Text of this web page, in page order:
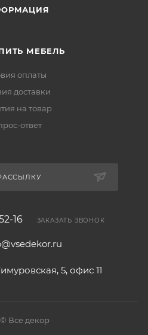
МЕБЕЛЬ
оплаты
доставки
на товар
ответ
16 ЗАКАЗАТЬ ЗВОНОК
5, офис 11
Все декор